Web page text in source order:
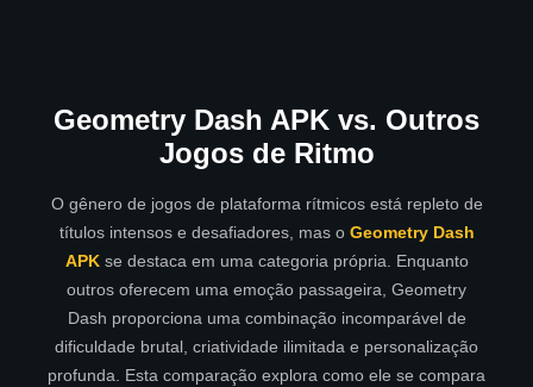
Geometry Dash APK vs. Outros
Jogos de Ritmo
O gênero de jogos de plataforma rítmicos está repleto de
títulos intensos e desafiadores, mas o Geometry Dash
APKse destaca em uma categoria própria. Enquanto
outros oferecem uma emoção passageira, Geometry
Dash proporciona uma combinação incomparável de
dificuldade brutal, criatividade ilimitada e personalização
profunda. Esta comparação explora como ele se compara